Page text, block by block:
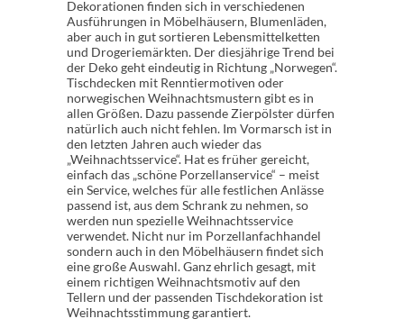
Dekorationen finden sich in verschiedenen
Ausführungen in Möbelhäusern, Blumenläden,
aber auch in gut sortieren Lebensmittelketten
und Drogeriemärkten. Der diesjährige Trend bei
der Deko geht eindeutig in Richtung „Norwegen“.
Tischdecken mit Renntiermotiven oder
norwegischen Weihnachtsmustern gibt es in
allen Größen. Dazu passende Zierpölster dürfen
natürlich auch nicht fehlen. Im Vormarsch ist in
den letzten Jahren auch wieder das
„Weihnachtsservice“. Hat es früher gereicht,
einfach das „schöne Porzellanservice“ – meist
ein Service, welches für alle festlichen Anlässe
passend ist, aus dem Schrank zu nehmen, so
werden nun spezielle Weihnachtsservice
verwendet. Nicht nur im Porzellanfachhandel
sondern auch in den Möbelhäusern findet sich
eine große Auswahl. Ganz ehrlich gesagt, mit
einem richtigen Weihnachtsmotiv auf den
Tellern und der passenden Tischdekoration ist
Weihnachtsstimmung garantiert.